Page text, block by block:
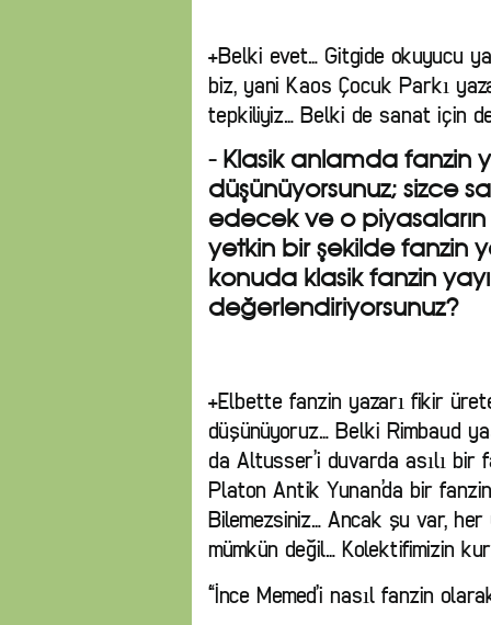
+Belki evet… Gitgide okuyucu
biz, yani Kaos Çocuk Parkı
tepkiliyiz… Belki de sanat için
- Klasik anlamda fanzin
düşünüyorsunuz; sizce
edecek ve o
yetkin bir şekilde fanzin
konuda klasik fanzin
değerlendiriyorsunuz?
+Elbette fanzin yazarı fikir
düşünüyoruz… Belki Rimbaud
da Altusser’i duvarda asılı bir
Platon Antik Yunan’da bir
Bilemezsiniz… Ancak şu var,
mümkün değil… Kolektifimizin
“İnce Memed’i nasıl fanzin